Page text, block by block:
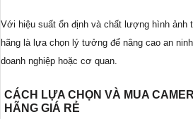
Với hiệu suất ổn định và chất lượng hình ảnh
hãng là lựa chọn lý tưởng để nâng cao an
doanh nghiệp hoặc cơ quan.
CÁCH LỰA CHỌN VÀ MUA
HÃNG GIÁ RẺ